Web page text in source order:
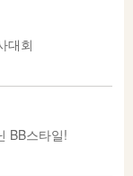
대회
BB스타일!